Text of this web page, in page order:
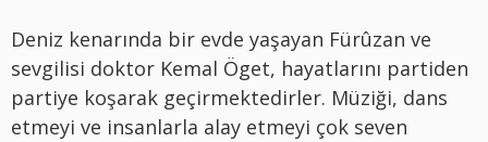
Deniz kenarında bir evde yaşayan Fürûzan ve
sevgilisi doktor Kemal Öget, hayatlarını partiden
partiye koşarak geçirmektedirler. Müziği, dans
etmeyi ve insanlarla alay etmeyi çok seven